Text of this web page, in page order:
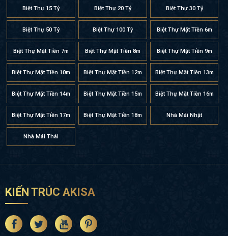
Biệt Thự 15 Tỷ Biệt Thự 20 Tỷ Biệt Thự 30 Tỷ
Biệt Thự 50 Tỷ Biệt Thự 100 Tỷ Biệt Thự Mặt Tiền 6m
Biệt Thự Mặt Tiền 7m Biệt Thự Mặt Tiền 8m Biệt Thự Mặt Tiền 9m
Biệt Thự Mặt Tiền 10m Biệt Thự Mặt Tiền 12m Biệt Thự Mặt Tiền 13m
Biệt Thự Mặt Tiền 14m Biệt Thự Mặt Tiền 15m Biệt Thự Mặt Tiền 16m
Biệt Thự Mặt Tiền 17m Biệt Thự Mặt Tiền 18m Nhà Mái Nhật
Nhà Mái Thái
KIẾN TRÚC AKISA